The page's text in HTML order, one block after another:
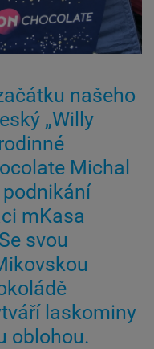
našeho
„Willy
Michal
mKasa
svou
laskominy
oblohou.